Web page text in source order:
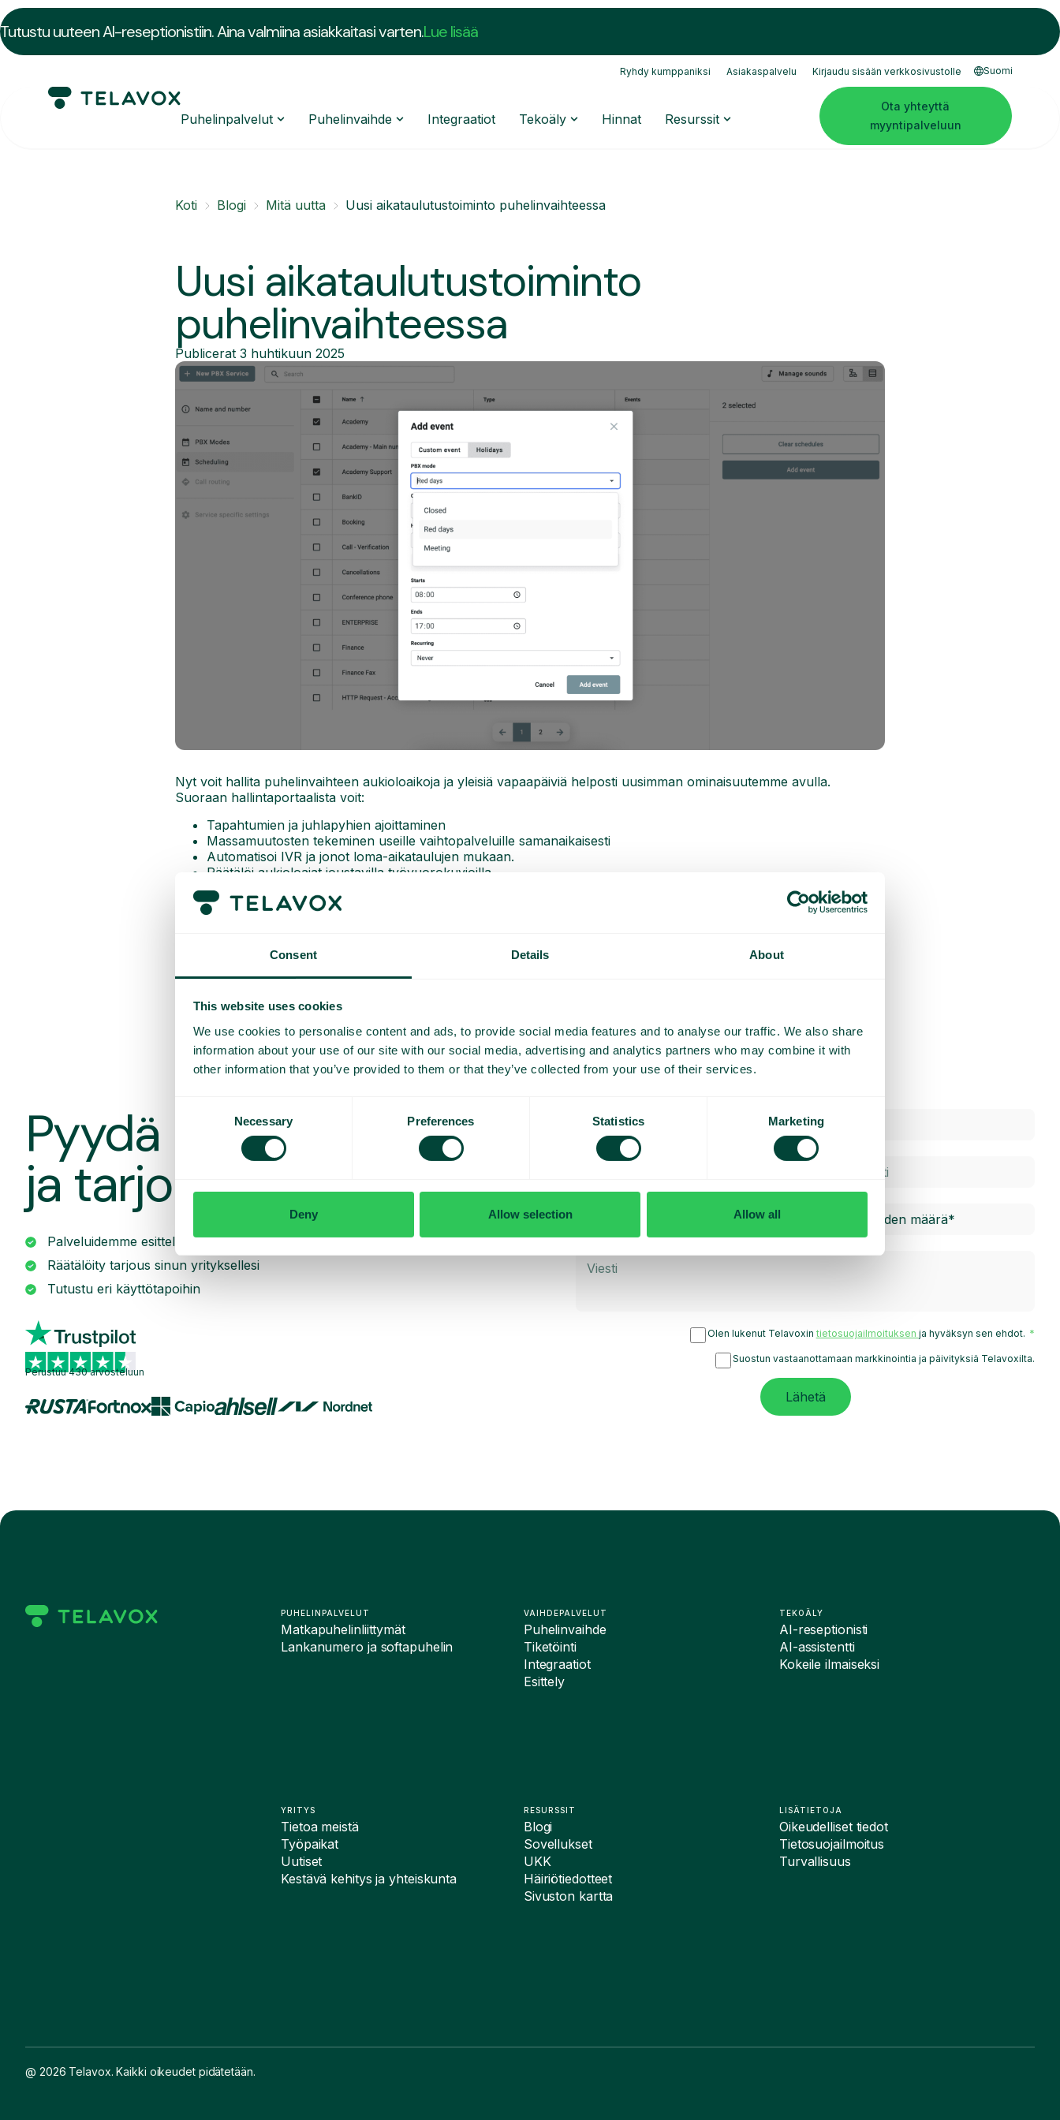
Consent Details About
This website uses cookies
We use cookies to personalise content and ads, to provide social media features and to analyse our traffic. We also share
information about your use of our site with our social media, advertising and analytics partners who may combine it with
other information that you’ve provided to them or that they’ve collected from your use of their services.
Necessary Preferences Statistics Marketing
Deny Allow selection Allow all
Tutustu uuteen AI-reseptionistiin. Aina valmiina asiakkaitasi varten.Lue lisää
Ryhdy kumppaniksi Asiakaspalvelu Kirjaudu sisään verkkosivustolle Suomi
Puhelinpalvelut Puhelinvaihde Integraatiot Tekoäly Hinnat Resurssit
Ota yhteyttä
myyntipalveluun
Koti Blogi Mitä uutta Uusi aikataulutustoiminto puhelinvaihteessa
Uusi aikataulutustoiminto
puhelinvaihteessa
Publicerat 3 huhtikuun 2025
Nyt voit hallita puhelinvaihteen aukioloaikoja ja yleisiä vapaapäiviä helposti uusimman ominaisuutemme avulla.
Suoraan hallintaportaalista voit:
Tapahtumien ja juhlapyhien ajoittaminen
Massamuutosten tekeminen useille vaihtopalveluille samanaikaisesti
Automatisoi IVR ja jonot loma-aikataulujen mukaan.
Räätälöi aukioloajat joustavilla työvuorokuvioilla
Maakohtaisten lomien valitseminen muutamalla napsautuksella
Tämä ominaisuus helpottaa aukioloaikojen hallintaa.
Lue lisää ominaisuudesta täältä
Pyydä räätälöity esittely
ja tarjous
Palveluidemme esittely
Räätälöity tarjous sinun yrityksellesi
Tutustu eri käyttötapoihin
Perustuu 430 arvosteluun
Olen lukenut Telavoxin tietosuojailmoituksen ja hyväksyn sen ehdot.
Suostun vastaanottamaan markkinointia ja päivityksiä Telavoxilta.
Lähetä
PUHELINPALVELUT
Matkapuhelinliittymät
Lankanumero ja softapuhelin
YRITYS
Tietoa meistä
Työpaikat
Uutiset
Kestävä kehitys ja yhteiskunta
VAIHDEPALVELUT
Puhelinvaihde
Tiketöinti
Integraatiot
Esittely
RESURSSIT
Blogi
Sovellukset
UKK
Häiriötiedotteet
Sivuston kartta
TEKOÄLY
AI-reseptionisti
AI-assistentti
Kokeile ilmaiseksi
LISÄTIETOJA
Oikeudelliset tiedot
Tietosuojailmoitus
Turvallisuus
@ 2026 Telavox. Kaikki oikeudet pidätetään.